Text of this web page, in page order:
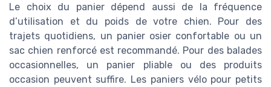
Le choix du panier dépend aussi de la fréquence
d’utilisation et du poids de votre chien. Pour des
trajets quotidiens, un panier osier confortable ou un
sac chien renforcé est recommandé. Pour des balades
occasionnelles, un panier pliable ou des produits
occasion peuvent suffire. Les paniers vélo pour petits